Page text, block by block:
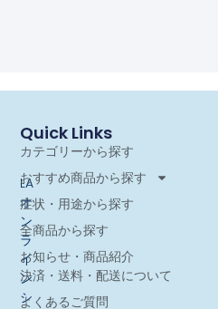
LA
オ
ン
ラ
イ
ン
シ
Quick Links
カテゴリーから探す
おすすめ商品から探す
症状・用途から探す
全商品から探す
お知らせ・商品紹介
決済・送料・配送について
よくあるご質問